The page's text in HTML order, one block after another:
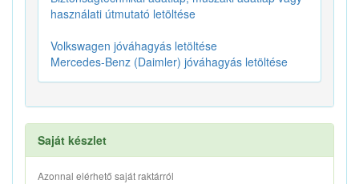
használati útmutató letöltése
Volkswagen jóváhagyás letöltése
Mercedes-Benz (Daimler) jóváhagyás letöltése
Saját készlet
Azonnal elérhető saját raktárról